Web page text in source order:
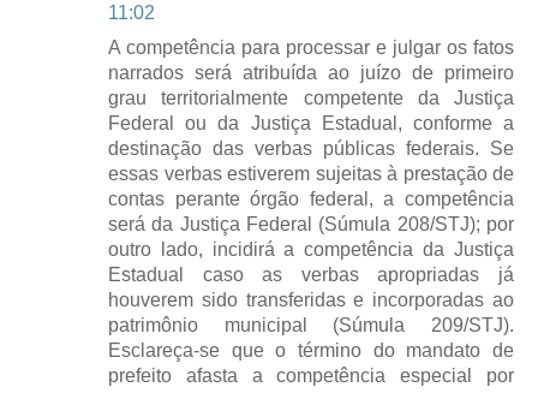
11:02
A competência para processar e julgar os fatos
narrados será atribuída ao juízo de primeiro
grau territorialmente competente da Justiça
Federal ou da Justiça Estadual, conforme a
destinação das verbas públicas federais. Se
essas verbas estiverem sujeitas à prestação de
contas perante órgão federal, a competência
será da Justiça Federal (Súmula 208/STJ); por
outro lado, incidirá a competência da Justiça
Estadual caso as verbas apropriadas já
houverem sido transferidas e incorporadas ao
patrimônio municipal (Súmula 209/STJ).
Esclareça-se que o término do mandato de
prefeito afasta a competência especial por